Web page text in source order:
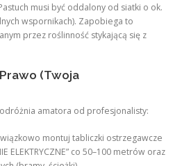
musi być oddalony od siatki o ok.
wspornikach). Zapobiega to
przez roślinność stykającą się z
(Twoja
amatora od profesjonalisty:
montuj tabliczki ostrzegawcze
ELEKTRYCZNE” co 50–100 metrów oraz